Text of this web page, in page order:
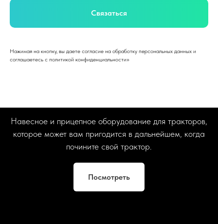
Связаться
Нажимая на кнопку, вы даете согласие на обработку персональных данных и
соглашаетесь c политикой конфиденциальности»
Навесное и прицепное оборудование для тракторов,
которое может вам пригодится в дальнейшем, когда
почините свой трактор.
Посмотреть